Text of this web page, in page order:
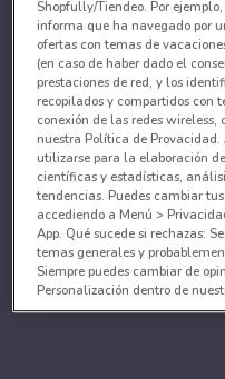
Shopfully/Tiendeo. Por
informa que ha navegado por
ofertas con temas de
(en caso de haber dado el
prestaciones de red, y los
recopilados y compartidos con
conexión de las redes
nuestra Política de
utilizarse para la elaboración
científicas y estadísticas,
tendencias. Puedes cambiar
accediendo a Menú >
App. Qué sucede si rechazas:
temas generales y
Siempre puedes cambiar de
Personalización dentro de